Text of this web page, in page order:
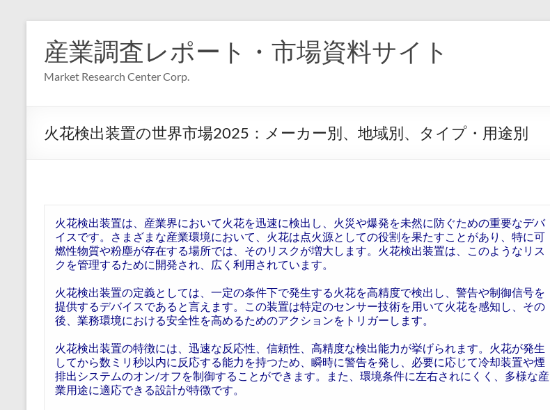
産業調査レポート・市場資料サイト
Market Research Center Corp.
火花検出装置の世界市場2025：メーカー別、地域別、タイプ・用途別
火花検出装置は、産業界において火花を迅速に検出し、火災や爆発を未然に防ぐための重要なデバ
イスです。さまざまな産業環境において、火花は点火源としての役割を果たすことがあり、特に可
燃性物質や粉塵が存在する場所では、そのリスクが増大します。火花検出装置は、このようなリス
クを管理するために開発され、広く利用されています。
火花検出装置の定義としては、一定の条件下で発生する火花を高精度で検出し、警告や制御信号を
提供するデバイスであると言えます。この装置は特定のセンサー技術を用いて火花を感知し、その
後、業務環境における安全性を高めるためのアクションをトリガーします。
火花検出装置の特徴には、迅速な反応性、信頼性、高精度な検出能力が挙げられます。火花が発生
してから数ミリ秒以内に反応する能力を持つため、瞬時に警告を発し、必要に応じて冷却装置や煙
排出システムのオン/オフを制御することができます。また、環境条件に左右されにくく、多様な産
業用途に適応できる設計が特徴です。